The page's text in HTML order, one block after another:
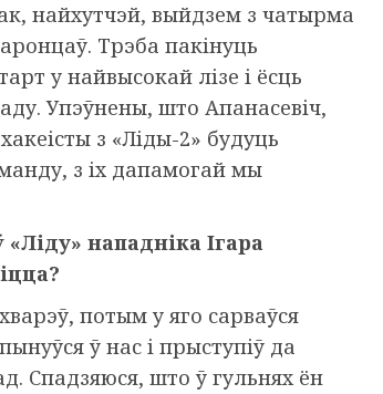
найхутчэй, выйдзем з чатырма
Трэба пакінуць
у найвысокай лізе і ёсць
Упэўнены, што Апанасевіч,
з «Ліды-2» будуць
з іх дапамогай мы
нападніка Ігара
потым у яго сарваўся
ў нас і прыступіў да
Спадзяюся, што ў гульнях ён